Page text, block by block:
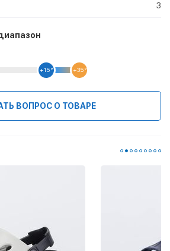
3
+15 ° +35 °
ВОПРОС О ТОВАРЕ